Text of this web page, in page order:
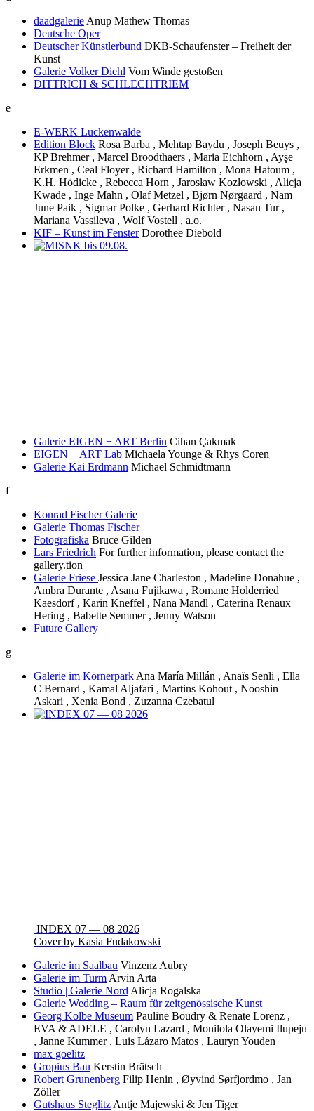
daadgalerie Anup Mathew Thomas
Deutsche Oper
Deutscher Künstlerbund DKB-Schaufenster – Freiheit der
Kunst
Galerie Volker Diehl Vom Winde gestoßen
DITTRICH & SCHLECHTRIEM
e
E-WERK Luckenwalde
Edition Block Rosa Barba , Mehtap Baydu , Joseph Beuys ,
KP Brehmer , Marcel Broodthaers , Maria Eichhorn , Ayşe
Erkmen , Ceal Floyer , Richard Hamilton , Mona Hatoum ,
K.H. Hödicke , Rebecca Horn , Jarosław Kozłowski , Alicja
Kwade , Inge Mahn , Olaf Metzel , Bjørn Nørgaard , Nam
June Paik , Sigmar Polke , Gerhard Richter , Nasan Tur ,
Mariana Vassileva , Wolf Vostell , a.o.
KIF – Kunst im Fenster Dorothee Diebold
Galerie EIGEN + ART Berlin Cihan Çakmak
EIGEN + ART Lab Michaela Younge & Rhys Coren
Galerie Kai Erdmann Michael Schmidtmann
f
Konrad Fischer Galerie
Galerie Thomas Fischer
Fotografiska Bruce Gilden
Lars Friedrich For further information, please contact the
gallery.tion
Galerie Friese Jessica Jane Charleston , Madeline Donahue ,
Ambra Durante , Asana Fujikawa , Romane Holderried
Kaesdorf , Karin Kneffel , Nana Mandl , Caterina Renaux
Hering , Babette Semmer , Jenny Watson
Future Gallery
g
Galerie im Körnerpark Ana María Millán , Anaïs Senli , Ella
C Bernard , Kamal Aljafari , Martins Kohout , Nooshin
Askari , Xenia Bond , Zuzanna Czebatul
INDEX 07 — 08 2026
Cover by Kasia Fudakowski
Galerie im Saalbau Vinzenz Aubry
Galerie im Turm Arvin Arta
Studio | Galerie Nord Alicja Rogalska
Galerie Wedding – Raum für zeitgenössische Kunst
Georg Kolbe Museum Pauline Boudry & Renate Lorenz ,
EVA & ADELE , Carolyn Lazard , Monilola Olayemi Ilupeju
, Janne Kummer , Luis Lázaro Matos , Lauryn Youden
max goelitz
Gropius Bau Kerstin Brätsch
Robert Grunenberg Filip Henin , Øyvind Sørfjordmo , Jan
Zöller
Gutshaus Steglitz Antje Majewski & Jen Tiger